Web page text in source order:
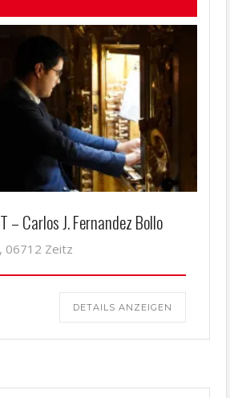
– Carlos J. Fernandez Bollo
06712 Zeitz
DETAILS ANZEIGEN